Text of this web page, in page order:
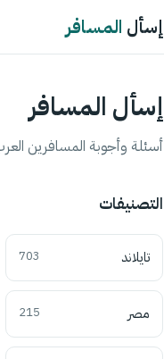
إسأل المسافر
إسأل المسافر
أسئلة وأجوبة المسافرين
التصنيفات
تايلاند 703
مصر 215